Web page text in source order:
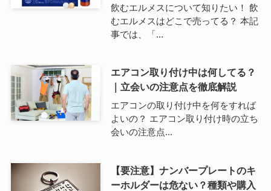
飲むエルメスについて知りたい！ 飲
むエルメスはどこで売ってる？ 本記
事では、「...
エアコン取り付け中は何してる？
｜立会いの注意点を徹底解説
エアコンの取り付け中を何をすれば
よいの？ エアコン取り付け時の立ち
会いの注意点...
【要注意】ナンバープレートのキ
ーホルダーは危ない？種類や購入